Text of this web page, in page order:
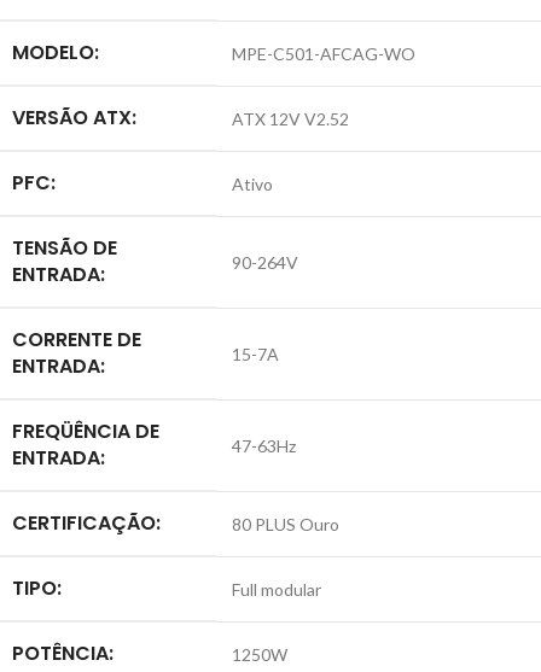
MODELO: MPE-C501-AFCAG-WO
VERSÃO ATX: ATX 12V V2.52
PFC: Ativo
TENSÃO DE
ENTRADA:
90-264V
CORRENTE DE
ENTRADA:
15-7A
FREQÜÊNCIA DE
ENTRADA:
47-63Hz
CERTIFICAÇÃO: 80 PLUS Ouro
TIPO: Full modular
POTÊNCIA: 1250W